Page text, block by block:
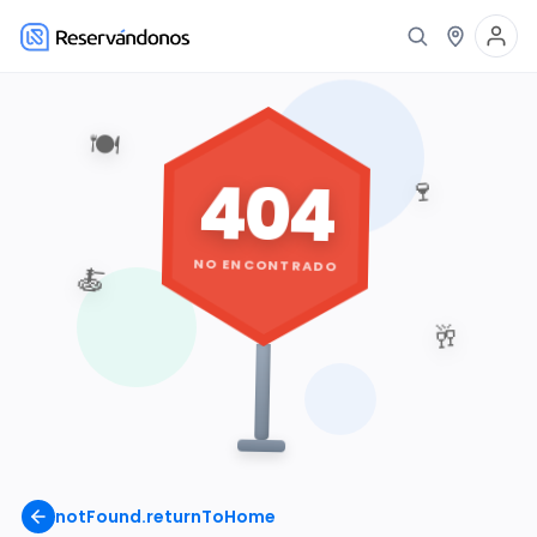
notFound.returnToHome
🍽️
🍷
🥂
🍝
404
NO ENCONTRADO